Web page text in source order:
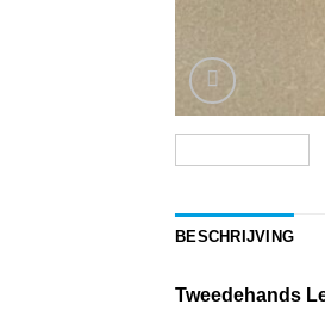
BESCHRIJVING
Tweedehands